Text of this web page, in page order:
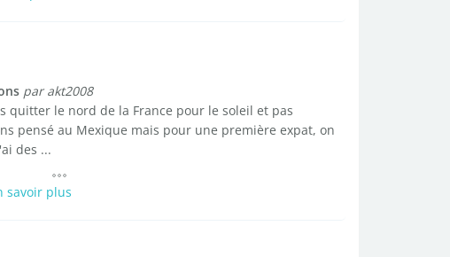
par akt2008
quitter le nord de la France pour le soleil et pas
pensé au Mexique mais pour une première expat, on
des ...
savoir plus